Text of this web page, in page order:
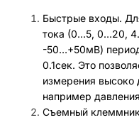
Быстрые входы.
тока (0…5, 0…20,
-50…+50мВ)
0.1сек. Это
измерения высоко
например
Съемный